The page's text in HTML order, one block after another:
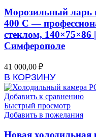
Морозильный ларь
400 C —
стеклом,
Симферополе
41 000,00 ₽
В КОРЗИНУ
Добавить к сравнению
Быстрый просмотр
Добавить в пожелания
Новая